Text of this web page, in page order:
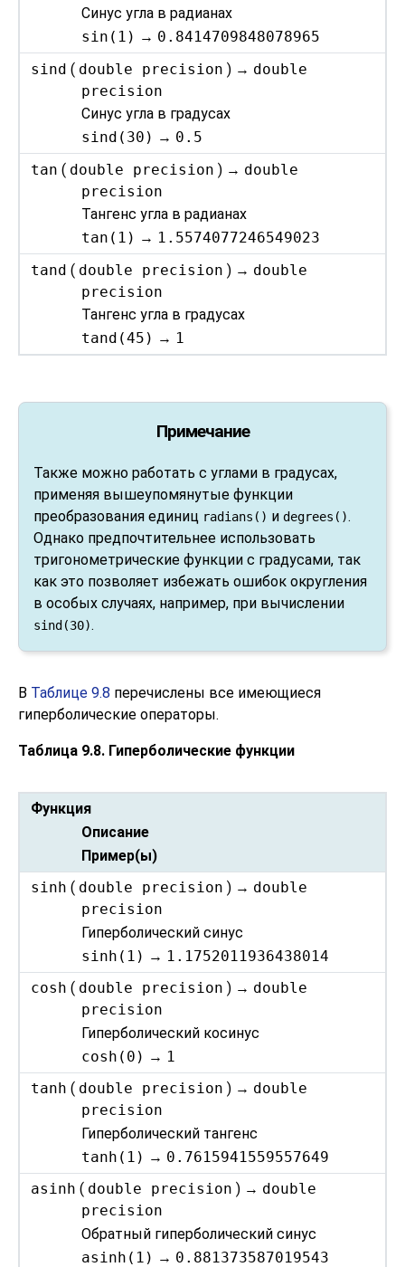
Синус угла в радианах
sin(1) → 0.8414709848078965
sind ( double precision ) → double
precision
Синус угла в градусах
sind(30) → 0.5
tan ( double precision ) → double
precision
Тангенс угла в радианах
tan(1) → 1.5574077246549023
tand ( double precision ) → double
precision
Тангенс угла в градусах
tand(45) → 1
Примечание
Также можно работать с углами в градусах,
применяя вышеупомянутые функции
преобразования единиц radians() и degrees().
Однако предпочтительнее использовать
тригонометрические функции с градусами, так
как это позволяет избежать ошибок округления
в особых случаях, например, при вычислении
sind(30).
В Таблице 9.8 перечислены все имеющиеся
гиперболические операторы.
Таблица 9.8. Гиперболические функции
Функция
Описание
Пример(ы)
sinh ( double precision ) → double
precision
Гиперболический синус
sinh(1) → 1.1752011936438014
cosh ( double precision ) → double
precision
Гиперболический косинус
cosh(0) → 1
tanh ( double precision ) → double
precision
Гиперболический тангенс
tanh(1) → 0.7615941559557649
asinh ( double precision ) → double
precision
Обратный гиперболический синус
asinh(1) → 0.881373587019543